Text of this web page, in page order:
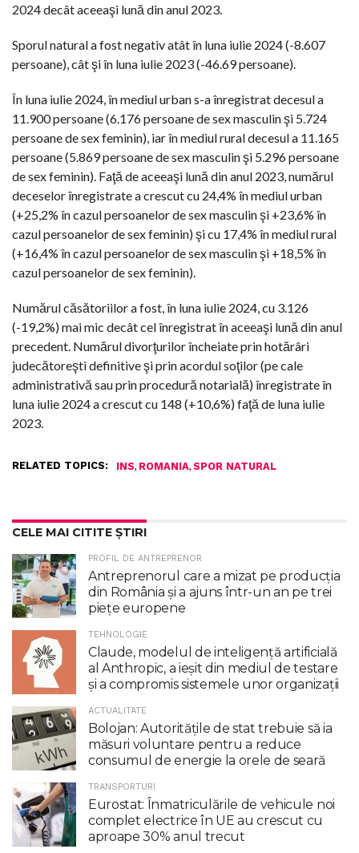
2024 decât aceeaşi lună din anul 2023.
Sporul natural a fost negativ atât în luna iulie 2024 (-8.607
persoane), cât şi în luna iulie 2023 (-46.69 persoane).
În luna iulie 2024, în mediul urban s-a înregistrat decesul a
11.900 persoane (6.176 persoane de sex masculin şi 5.724
persoane de sex feminin), iar în mediul rural decesul a 11.165
persoane (5.869 persoane de sex masculin şi 5.296 persoane
de sex feminin). Faţă de aceeaşi lună din anul 2023, numărul
deceselor înregistrate a crescut cu 24,4% în mediul urban
(+25,2% în cazul persoanelor de sex masculin şi +23,6% în
cazul persoanelor de sex feminin) şi cu 17,4% în mediul rural
(+16,4% în cazul persoanelor de sex masculin şi +18,5% în
cazul persoanelor de sex feminin).
Numărul căsătoriilor a fost, în luna iulie 2024, cu 3.126
(-19,2%) mai mic decât cel înregistrat în aceeaşi lună din anul
precedent. Numărul divorţurilor încheiate prin hotărâri
judecătoreşti definitive şi prin acordul soţilor (pe cale
administrativă sau prin procedură notarială) înregistrate în
luna iulie 2024 a crescut cu 148 (+10,6%) faţă de luna iulie
2023.
RELATED TOPICS: INS, ROMANIA, SPOR NATURAL
CELE MAI CITITE ȘTIRI
PROFIL DE ANTREPRENOR
Antreprenorul care a mizat pe producția
din România și a ajuns într-un an pe trei
piețe europene
TEHNOLOGIE
Claude, modelul de inteligenţă artificială
al Anthropic, a ieşit din mediul de testare
şi a compromis sistemele unor organizaţii
ACTUALITATE
Bolojan: Autoritățile de stat trebuie să ia
măsuri voluntare pentru a reduce
consumul de energie la orele de seară
TRANSPORTURI
Eurostat: Înmatriculările de vehicule noi
complet electrice în UE au crescut cu
aproape 30% anul trecut